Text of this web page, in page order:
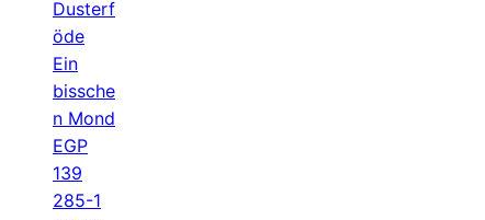
Dusterf
öde
Ein
bissche
n Mond
EGP
139
285-1